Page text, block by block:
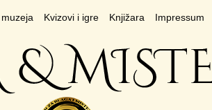
Kvizovi i igre Knjižara Impressum